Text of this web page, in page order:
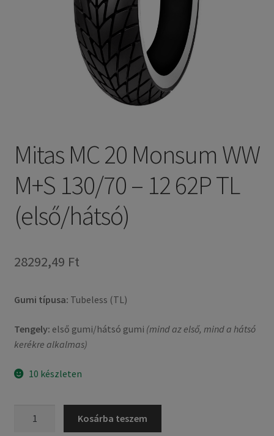
Mitas MC 20 Monsum WW
M+S 130/70 – 12 62P TL
(első/hátsó)
28292,49 Ft
Gumi típusa: Tubeless (TL)
Tengely: első gumi/hátsó gumi (mind az első, mind a hátsó
kerékre alkalmas)
10 készleten
Kosárba teszem